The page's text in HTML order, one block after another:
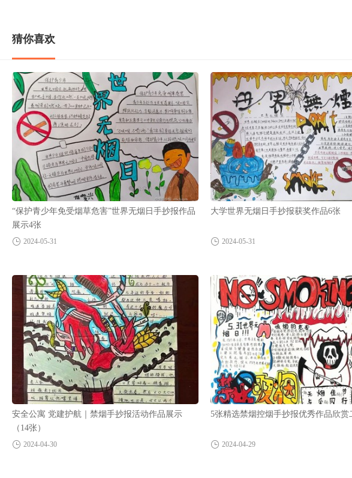
猜你喜欢
“保护青少年免受烟草危害”世界无烟日手抄报作品
展示4张
2024-05-31
大学世界无烟日手抄报获奖作品6张
2024-05-31
安全公寓 党建护航｜禁烟手抄报活动作品展示
（14张）
2024-04-30
5张精选禁烟控烟手抄报优秀作品欣赏
2024-04-29